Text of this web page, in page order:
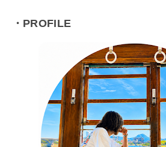
・PROFILE